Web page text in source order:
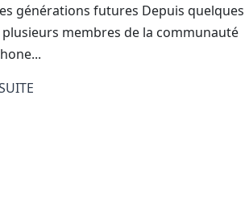
générations futures Depuis quelques
plusieurs membres de la communauté